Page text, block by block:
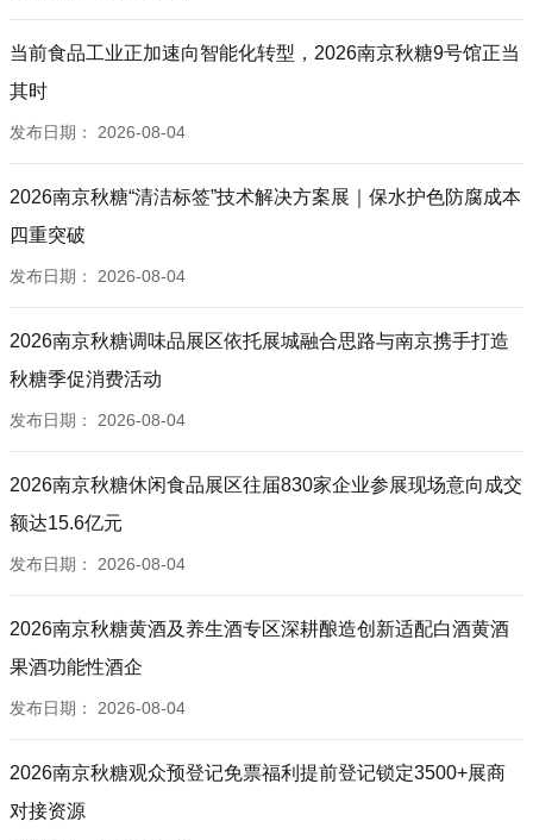
当前食品工业正加速向智能化转型，2026南京秋糖9号馆正当
其时
发布日期： 2026-08-04
2026南京秋糖“清洁标签”技术解决方案展｜保水护色防腐成本
四重突破
发布日期： 2026-08-04
2026南京秋糖调味品展区依托展城融合思路与南京携手打造
秋糖季促消费活动
发布日期： 2026-08-04
2026南京秋糖休闲食品展区往届830家企业参展现场意向成交
额达15.6亿元
发布日期： 2026-08-04
2026南京秋糖黄酒及养生酒专区深耕酿造创新适配白酒黄酒
果酒功能性酒企
发布日期： 2026-08-04
2026南京秋糖观众预登记免票福利提前登记锁定3500+展商
对接资源